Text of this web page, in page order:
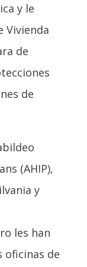
y le
Vivienda
de
de
(AHIP),
y
les han
oficinas de